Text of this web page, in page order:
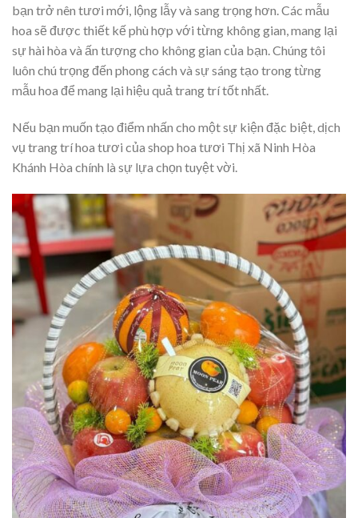
bạn trở nên tươi mới, lộng lẫy và sang trọng hơn. Các mẫu
hoa sẽ được thiết kế phù hợp với từng không gian, mang lại
sự hài hòa và ấn tượng cho không gian của bạn. Chúng tôi
luôn chú trọng đến phong cách và sự sáng tạo trong từng
mẫu hoa để mang lại hiệu quả trang trí tốt nhất.
Nếu bạn muốn tạo điểm nhấn cho một sự kiện đặc biệt, dịch
vụ trang trí hoa tươi của shop hoa tươi Thị xã Ninh Hòa
Khánh Hòa chính là sự lựa chọn tuyệt vời.